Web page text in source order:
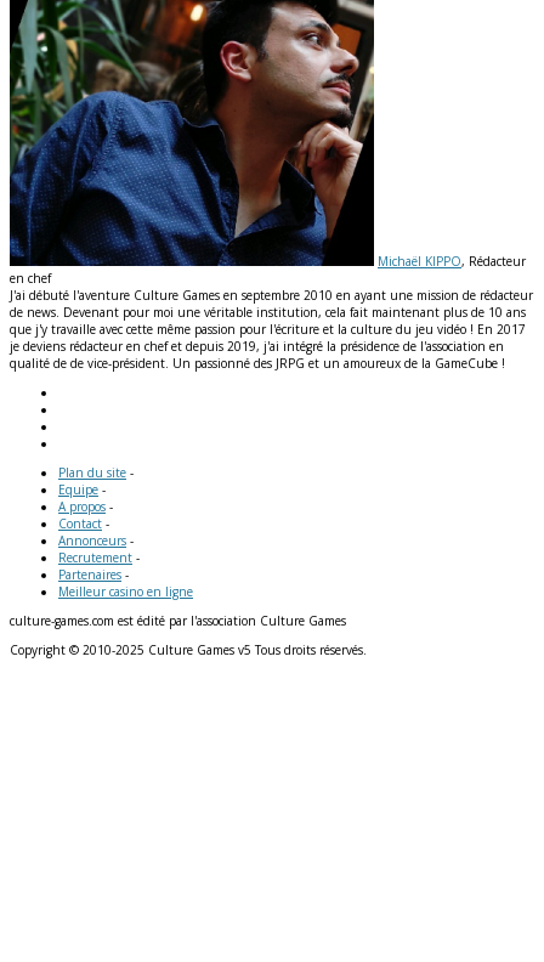
Michaël KIPPO, Rédacteur
en chef
J'ai débuté l'aventure Culture Games en septembre 2010 en ayant une mission de rédacteur
de news. Devenant pour moi une véritable institution, cela fait maintenant plus de 10 ans
que j'y travaille avec cette même passion pour l'écriture et la culture du jeu vidéo ! En 2017
je deviens rédacteur en chef et depuis 2019, j'ai intégré la présidence de l'association en
qualité de de vice-président. Un passionné des JRPG et un amoureux de la GameCube !
Plan du site -
Equipe -
A propos -
Contact -
Annonceurs -
Recrutement -
Partenaires -
Meilleur casino en ligne
culture-games.com est édité par l'association Culture Games
Copyright © 2010-2025 Culture Games v5 Tous droits réservés.